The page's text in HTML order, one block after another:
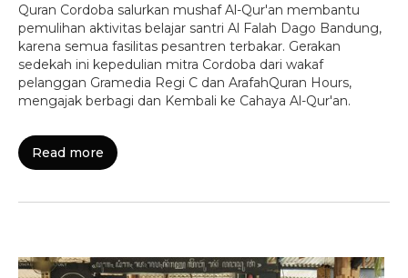
Quran Cordoba salurkan mushaf Al-Qur'an membantu
pemulihan aktivitas belajar santri Al Falah Dago Bandung,
karena semua fasilitas pesantren terbakar. Gerakan
sedekah ini kepedulian mitra Cordoba dari wakaf
pelanggan Gramedia Regi C dan ArafahQuran Hours,
mengajak berbagi dan Kembali ke Cahaya Al-Qur'an.
Read more